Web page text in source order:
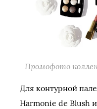
Промофото
Для контурной
Harmonie de Blush